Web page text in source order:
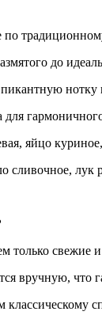
по
до
для
яйцо
сливочное, лук
свежие
вручную, что